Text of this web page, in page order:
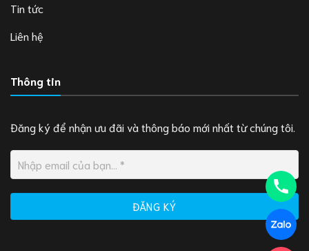
Tin tức
Liên hệ
Thông tin
Đăng ký để nhận ưu đãi và thông báo mới nhất từ chúng tôi.